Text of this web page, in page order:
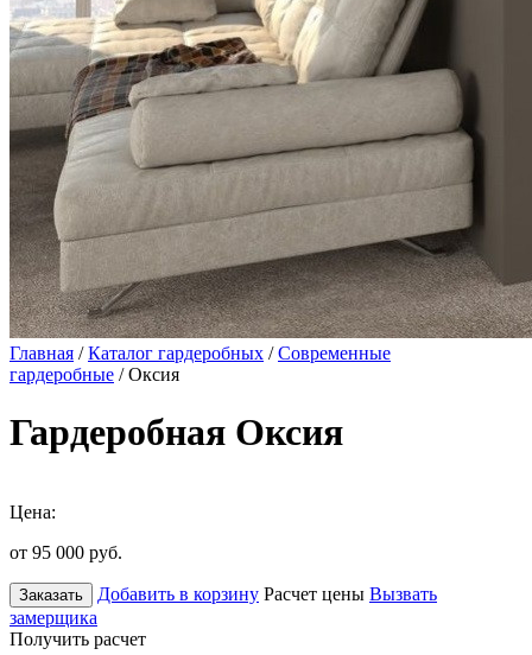
Главная /Каталог гардеробных /Современные
гардеробные / Оксия
Гардеробная Оксия
Цена:
от 95 000 руб.
Заказать Добавить в корзину Расчет цены Вызвать
замерщика
Получить расчет